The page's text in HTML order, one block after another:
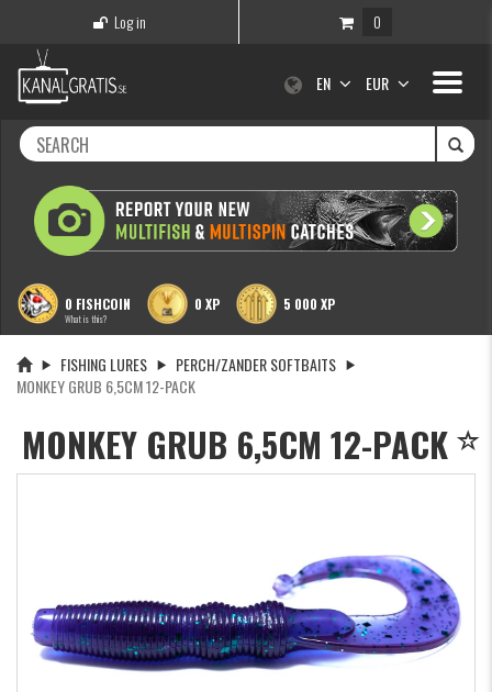
Log in 0
Toggle
EN EUR
0 FISHCOIN
What is this?
0 XP 5 000 XP
FISHING LURES
PERCH/ZANDER SOFTBAITS
MONKEY GRUB 6,5CM 12-PACK
MONKEY GRUB 6,5CM 12-PACK